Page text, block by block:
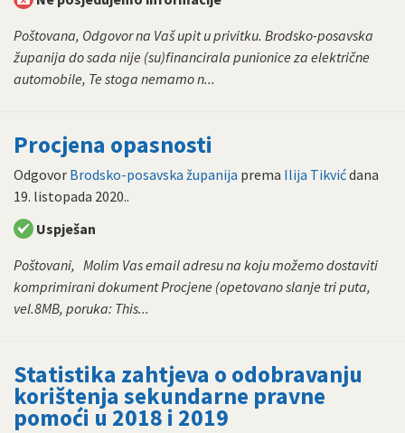
Poštovana, Odgovor na Vaš upit u privitku. Brodsko-posavska
županija do sada nije (su)financirala punionice za električne
automobile, Te stoga nemamo n...
Procjena opasnosti
Odgovor Brodsko-posavska županija prema Ilija Tikvićdana
19. listopada 2020..
Uspješan
Poštovani, Molim Vas email adresu na koju možemo dostaviti
komprimirani dokument Procjene (opetovano slanje tri puta,
vel.8MB, poruka: This...
Statistika zahtjeva o odobravanju
korištenja sekundarne pravne
pomoći u 2018 i 2019